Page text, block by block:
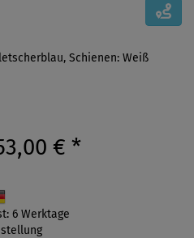
Schienen: Weiß
€ *
6 Werktage